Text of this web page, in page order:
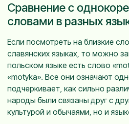
Сравнение с
словами в разных
Если посмотреть на близкие
славянских языках, то можно
польском языке есть слово
«motyka». Все они означают
подчеркивает, как сильно
народы были связаны друг с
культурой и обычаями, но и